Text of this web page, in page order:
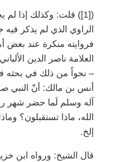
([1])
قلت: وكذلك إذا لم
الراوي الذي لم يذكر فيه
فروايته منكرة عند بعض
العلامة ناصر الدين
– نحواً من ذلك في
أنس بن مالك: أنّ النبي
آله وسلم لَما حضر شهر
الله، ماذا تستقبلون؟
إلخ.
قال الشيخ: ورواه ابن